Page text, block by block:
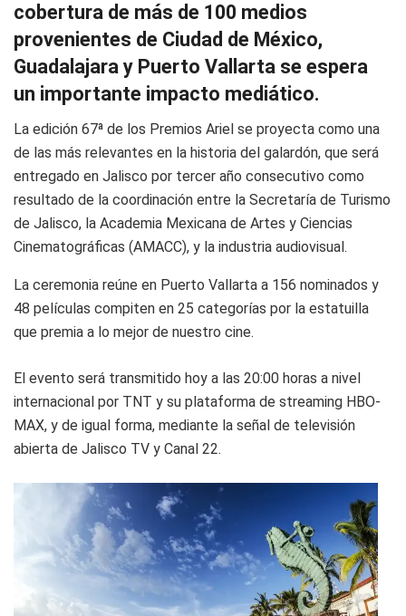
cobertura de más de 100 medios
provenientes de Ciudad de México,
Guadalajara y Puerto Vallarta se espera
un importante impacto mediático.
La edición 67ª de los Premios Ariel se proyecta como una
de las más relevantes en la historia del galardón, que será
entregado en Jalisco por tercer año consecutivo como
resultado de la coordinación entre la Secretaría de Turismo
de Jalisco, la Academia Mexicana de Artes y Ciencias
Cinematográficas (AMACC), y la industria audiovisual.
La ceremonia reúne en Puerto Vallarta a 156 nominados y
48 películas compiten en 25 categorías por la estatuilla
que premia a lo mejor de nuestro cine.
El evento será transmitido hoy a las 20:00 horas a nivel
internacional por TNT y su plataforma de streaming HBO-
MAX, y de igual forma, mediante la señal de televisión
abierta de Jalisco TV y Canal 22.